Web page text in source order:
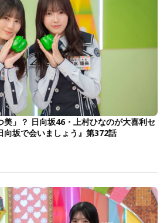
美」？ 日向坂46・上村ひなのが大喜利セ
向坂で会いましょう』第372話